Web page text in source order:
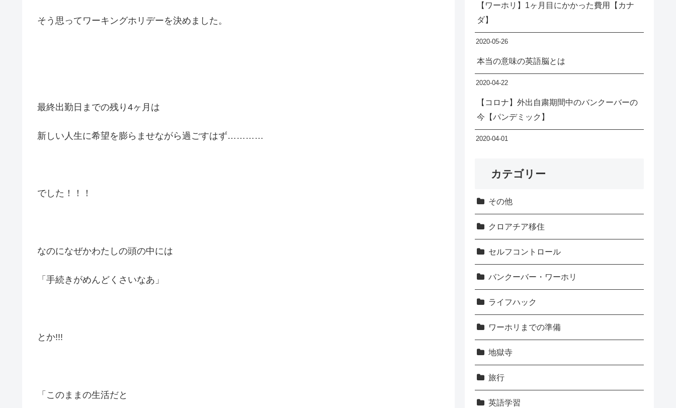
そう思ってワーキングホリデーを決めました。
最終出勤日までの残り4ヶ月は
新しい人生に希望を膨らませながら過ごすはず…………
でした！！！
なのになぜかわたしの頭の中には
「手続きがめんどくさいなあ」
とか!!!
「このままの生活だと
【ワーホリ】1ヶ月目にかかった費用【カナ
ダ】
2020-05-26
本当の意味の英語脳とは
2020-04-22
【コロナ】外出自粛期間中のバンクーバーの
今【パンデミック】
2020-04-01
カテゴリー
その他
クロアチア移住
セルフコントロール
バンクーバー・ワーホリ
ライフハック
ワーホリまでの準備
地獄寺
旅行
英語学習